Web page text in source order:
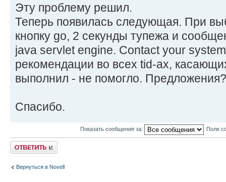
Эту проблему решил.
Теперь появилась следующая. При
кнопку go, 2 секунды тупежа и
java servlet engine. Contact your
рекомендации во всех tid-ах,
выполнил - не помогло.
Спасибо.
Показать сообщения за: Поле
Ответить
Вернуться в Novell